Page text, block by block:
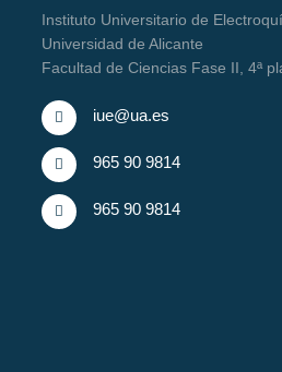
Instituto Universitario de
Universidad de Alicante
Facultad de Ciencias Fase II, 4ª
iue@ua.es
965 90 9814
965 90 9814